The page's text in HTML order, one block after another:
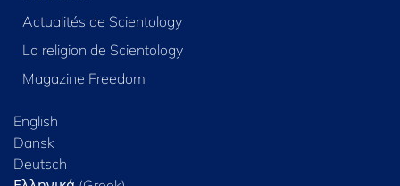
Actualités de Scientology
La religion de Scientology
Magazine Freedom
English
Dansk
Deutsch